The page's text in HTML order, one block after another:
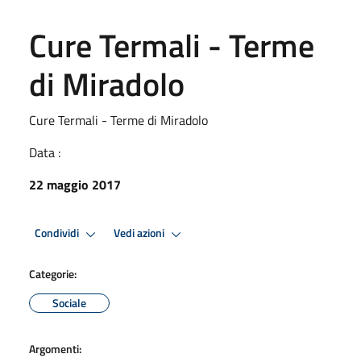
Cure Termali - Terme
di Miradolo
Cure Termali - Terme di Miradolo
Data :
22 maggio 2017
Condividi Vedi azioni
Categorie:
Sociale
Argomenti: